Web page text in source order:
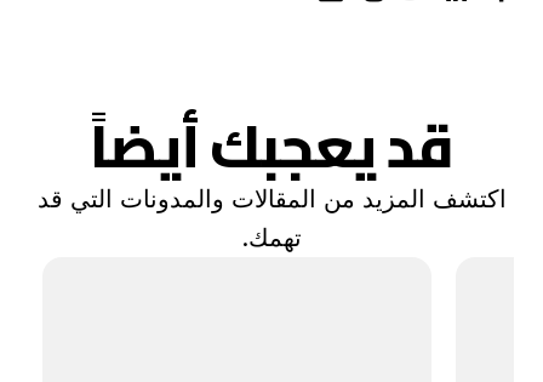
قد يعجبك أيضاً
اكتشف المزيد من المقالات والمدونات التي قد
تهمك.